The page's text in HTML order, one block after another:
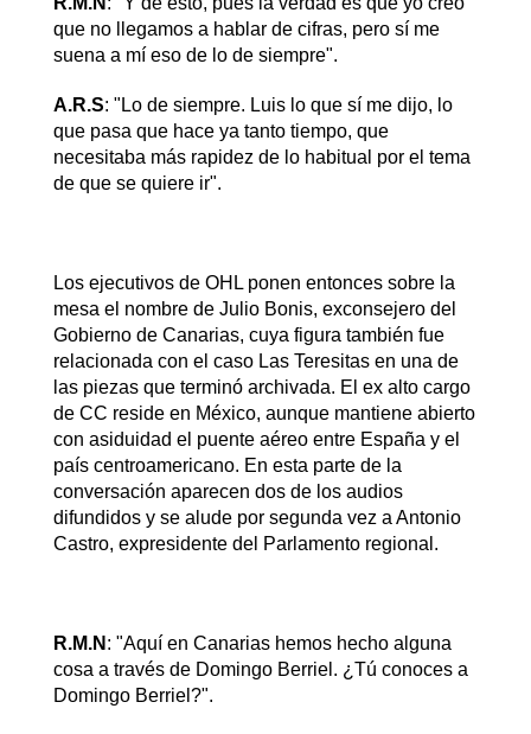
que no llegamos a hablar de cifras, pero sí me
suena a mí eso de lo de siempre".
A.R.S: "Lo de siempre. Luis lo que sí me dijo, lo
que pasa que hace ya tanto tiempo, que
necesitaba más rapidez de lo habitual por el tema
de que se quiere ir".
Los ejecutivos de OHL ponen entonces sobre la
mesa el nombre de Julio Bonis, exconsejero del
Gobierno de Canarias, cuya figura también fue
relacionada con el caso Las Teresitas en una de
las piezas que terminó archivada. El ex alto cargo
de CC reside en México, aunque mantiene abierto
con asiduidad el puente aéreo entre España y el
país centroamericano. En esta parte de la
conversación aparecen dos de los audios
difundidos y se alude por segunda vez a Antonio
Castro, expresidente del Parlamento regional.
R.M.N : "Aquí en Canarias hemos hecho alguna
cosa a través de Domingo Berriel. ¿Tú conoces a
Domingo Berriel?".